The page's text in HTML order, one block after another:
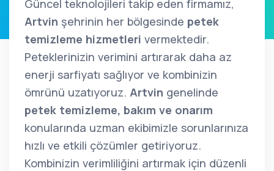
Güncel teknolojileri takip eden firmamız,
Artvin şehrinin her bölgesinde petek
temizleme hizmetleri vermektedir.
Peteklerinizin verimini artırarak daha az
enerji sarfiyatı sağlıyor ve kombinizin
ömrünü uzatıyoruz. Artvin genelinde
petek temizleme, bakım ve onarım
konularında uzman ekibimizle sorunlarınıza
hızlı ve etkili çözümler getiriyoruz.
Kombinizin verimliliğini artırmak için düzenli